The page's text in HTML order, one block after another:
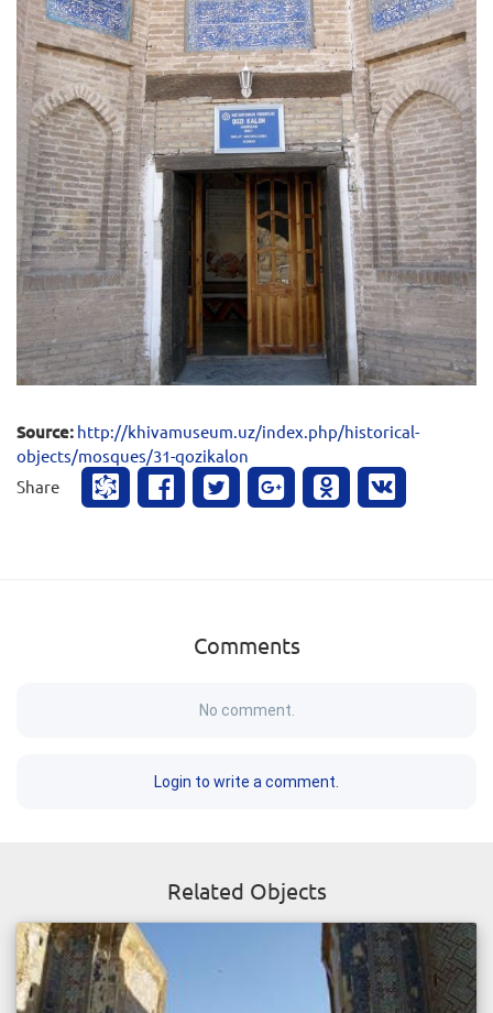
Source: http://khivamuseum.uz/index.php/historical-
objects/mosques/31-qozikalon
Share
Comments
No comment.
Login to write a comment.
Related Objects